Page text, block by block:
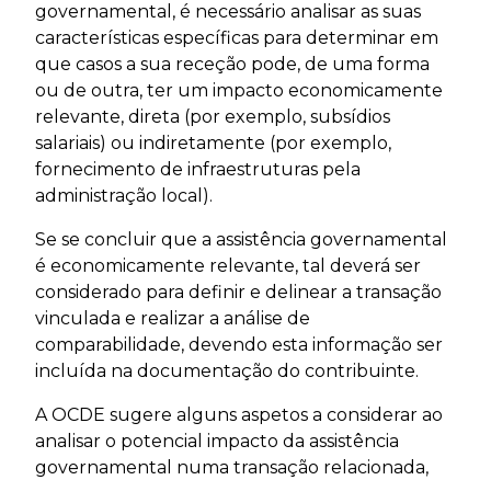
governamental, é necessário analisar as suas
características específicas para determinar em
que casos a sua receção pode, de uma forma
ou de outra, ter um impacto economicamente
relevante, direta (por exemplo, subsídios
salariais) ou indiretamente (por exemplo,
fornecimento de infraestruturas pela
administração local).
Se se concluir que a assistência governamental
é economicamente relevante, tal deverá ser
considerado para definir e delinear a transação
vinculada e realizar a análise de
comparabilidade, devendo esta informação ser
incluída na documentação do contribuinte.
A OCDE sugere alguns aspetos a considerar ao
analisar o potencial impacto da assistência
governamental numa transação relacionada,